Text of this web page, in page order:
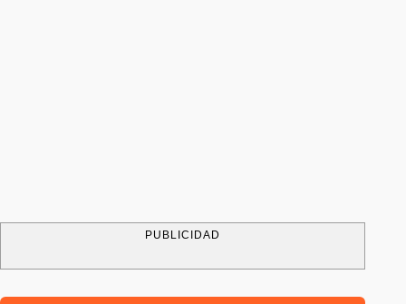
PUBLICIDAD